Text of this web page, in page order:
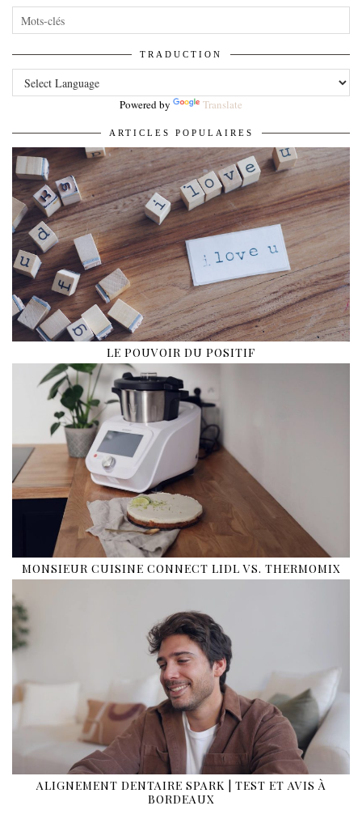
TRADUCTION
Powered by Translate
ARTICLES POPULAIRES
LE POUVOIR DU POSITIF
MONSIEUR CUISINE CONNECT LIDL VS. THERMOMIX
ALIGNEMENT DENTAIRE SPARK | TEST ET AVIS À
BORDEAUX